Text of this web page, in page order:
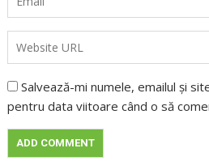
Salvează-mi numele, emailul și
pentru data viitoare când o să